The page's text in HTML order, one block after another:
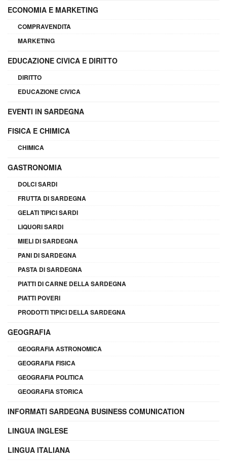
ECONOMIA E MARKETING
COMPRAVENDITA
MARKETING
EDUCAZIONE CIVICA E DIRITTO
DIRITTO
EDUCAZIONE CIVICA
EVENTI IN SARDEGNA
FISICA E CHIMICA
CHIMICA
GASTRONOMIA
DOLCI SARDI
FRUTTA DI SARDEGNA
GELATI TIPICI SARDI
LIQUORI SARDI
MIELI DI SARDEGNA
PANI DI SARDEGNA
PASTA DI SARDEGNA
PIATTI DI CARNE DELLA SARDEGNA
PIATTI POVERI
PRODOTTI TIPICI DELLA SARDEGNA
GEOGRAFIA
GEOGRAFIA ASTRONOMICA
GEOGRAFIA FISICA
GEOGRAFIA POLITICA
GEOGRAFIA STORICA
INFORMATI SARDEGNA BUSINESS COMUNICATION
LINGUA INGLESE
LINGUA ITALIANA